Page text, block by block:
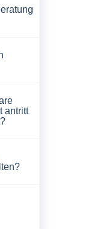
antritt